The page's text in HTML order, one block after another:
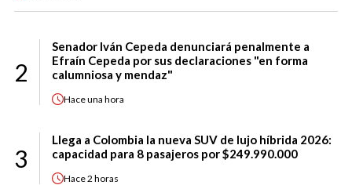
2
Senador Iván Cepeda denunciará penalmente a
Efraín Cepeda por sus declaraciones "en forma
calumniosa y mendaz"
Haceuna hora
3
Llega a Colombia la nueva SUV de lujo híbrida 2026:
capacidad para 8 pasajeros por $249.990.000
Hace2 horas